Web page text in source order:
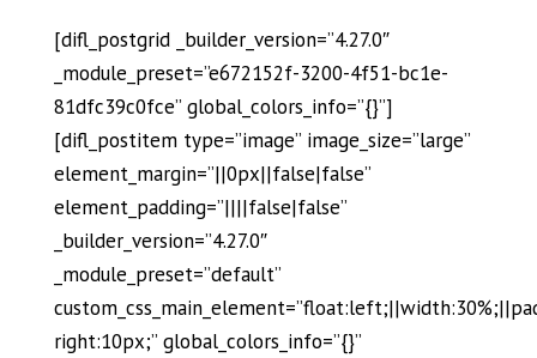
[difl_postgrid _builder_version=”4.27.0″
_module_preset=”e672152f-3200-4f51-bc1e-
81dfc39c0fce” global_colors_info=”{}”]
[difl_postitem type=”image” image_size=”large”
element_margin=”||0px||false|false”
element_padding=”||||false|false”
_builder_version=”4.27.0″
_module_preset=”default”
right:10px;” global_colors_info=”{}”